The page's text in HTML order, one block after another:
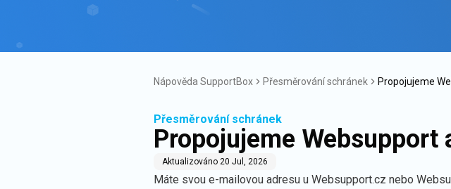
Nápověda SupportBox Přesměrování schránek
Propojujeme
Přesměrování schránek
Propojujeme Websupport
Aktualizováno 20 Jul, 2026
Máte svou e-mailovou adresu u Websupport.cz nebo